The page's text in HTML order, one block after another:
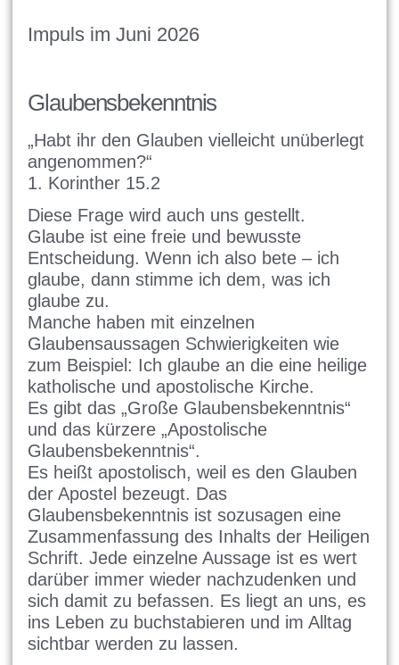
Impuls im Juni 2026
Glaubensbekenntnis
„Habt ihr den Glauben vielleicht unüberlegt
angenommen?“
1. Korinther 15.2
Diese Frage wird auch uns gestellt.
Glaube ist eine freie und bewusste
Entscheidung. Wenn ich also bete – ich
glaube, dann stimme ich dem, was ich
glaube zu.
Manche haben mit einzelnen
Glaubensaussagen Schwierigkeiten wie
zum Beispiel: Ich glaube an die eine heilige
katholische und apostolische Kirche.
Es gibt das „Große Glaubensbekenntnis“
und das kürzere „Apostolische
Glaubensbekenntnis“.
Es heißt apostolisch, weil es den Glauben
der Apostel bezeugt. Das
Glaubensbekenntnis ist sozusagen eine
Zusammenfassung des Inhalts der Heiligen
Schrift. Jede einzelne Aussage ist es wert
darüber immer wieder nachzudenken und
sich damit zu befassen. Es liegt an uns, es
ins Leben zu buchstabieren und im Alltag
sichtbar werden zu lassen.